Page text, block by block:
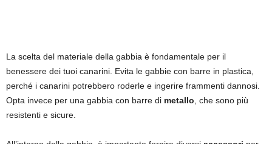
La scelta del materiale della gabbia è fondamentale per il
benessere dei tuoi canarini. Evita le gabbie con barre in plastica,
perché i canarini potrebbero roderle e ingerire frammenti dannosi.
Opta invece per una gabbia con barre di metallo , che sono più
resistenti e sicure.